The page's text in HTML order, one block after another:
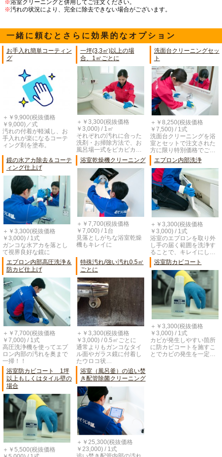
※浴室クリーニングと併用してご注文ください。
※汚れの状況により、完全に除去できない場合がございます。
一緒に頼むとさらに効果的なオプション
お手入れ簡単コーティン
グ
＋￥9,900(税抜価格
￥9,000)／式
汚れの付着が軽減し、お
手入れが楽になるコーテ
ィング剤を塗布。
一坪(3,3㎡)以上の場
合、1㎡ごとに
＋￥3,300(税抜価格
￥3,000) / 1㎡
それぞれの汚れに合った
洗剤・お掃除方法で、お
風呂場一式をピカピカ…
洗面台クリーニングセッ
ト
＋￥8,250(税抜価格
￥7,500) / 1式
洗面台クリーニングを浴
室とセットで注文された
方に限り特別価格でご…
鏡の水アカ除去＆コーテ
ィング仕上げ
＋￥3,300(税抜価格
￥3,000) / 1式
ガンコな水アカを落とし
て視界良好な鏡に
浴室乾燥機クリーニング
＋￥7,700(税抜価格
￥7,000) / 1台
見落としがちな浴室乾燥
機もキレイに
エプロン内部洗浄
＋￥3,300(税抜価格
￥3,000) / 1式
浴室のエプロンを取り外
し手の届く範囲を洗浄す
ることで、キレイにし…
エプロン内部高圧洗浄＆
防カビ仕上げ
＋￥7,700(税抜価格
￥7,000) / 1式
高圧洗浄機を使ってエプ
ロン内部の汚れを奥まで
一掃！！
特殊汚れ/強い汚れ0.5㎡
ごとに
＋￥3,300(税抜価格
￥3,000) / 0.5㎡ごとに
通常よりもガンコなタイ
ル面やガラス鏡に付着し
たウロコ状…
浴室防カビコート
＋￥3,300(税抜価格
￥3,000) / 1式
カビが発生しやすい箇所
に防カビコートを施すこ
とでカビの発生を一定…
浴室防カビコート 1坪
以上もしくはタイル壁の
場合
＋￥5,500(税抜価格
浴室（風呂釜）の追い焚
き配管除菌クリーニング
＋￥25,300(税抜価格
￥23,000) / 1式